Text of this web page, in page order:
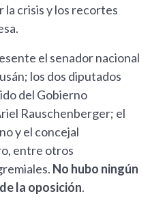
la crisis y los recortes
el senador nacional
los dos diputados
del Gobierno
Rauschenberger; el
y el concejal
entre otros
No hubo ningún
la oposición.